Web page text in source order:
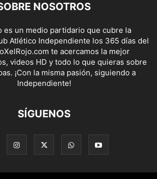
NOSOTROS
es un medio partidario que cubre la
Atlético Independiente los 365 días del
te acercamos la mejor
videos HD y todo lo que quieras sobre
¡Con la misma pasión, siguiendo a
Independiente!
SÍGUENOS